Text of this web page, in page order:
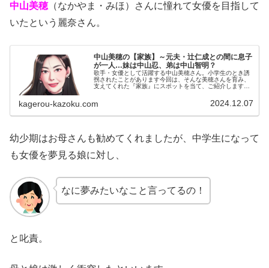
中山美穂（なかやま・みほ）さんに憧れて女優を目指して
いたという麗奈さん。
中山美穂の【家族】～元夫・辻仁成との間に息子
が一人…妹は中山忍、弟は中山智明？
歌手・女優として活躍する中山美穂さん。小学生のとき誘
拐されたことがあります今回は、そんな美穂さんを育み、
支えてくれた『家族』にスポットを当て、ご紹介します。
kagerou-kazoku.com 2024.12.07
幼少期はお母さんも勧めてくれましたが、中学生になって
も女優を夢見る娘に対し、
なに夢みたいなこと言ってるの！
と叱責。